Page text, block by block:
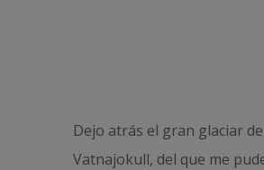
Dejo atrás el gran glaciar de
Vatnajokull, del que me